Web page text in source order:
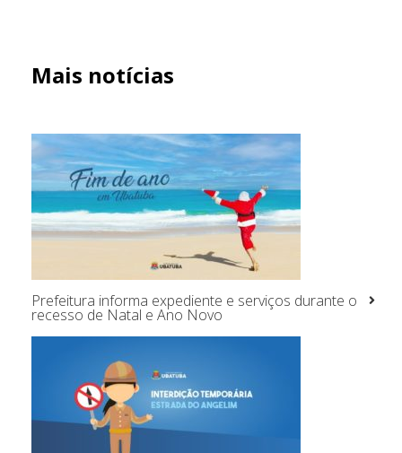
Mais notícias
Prefeitura informa expediente e serviços durante o
recesso de Natal e Ano Novo